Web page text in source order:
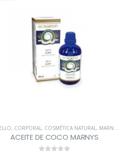
, CORPORAL , COSMÉTICA NATURAL , MARNYS
ACEITE DE COCO MARNYS